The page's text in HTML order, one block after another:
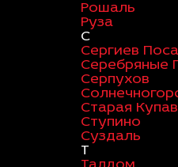
Рошаль
Руза
С
Сергиев
Серебряные
Серпухов
Старая
Ступино
Суздаль
Т